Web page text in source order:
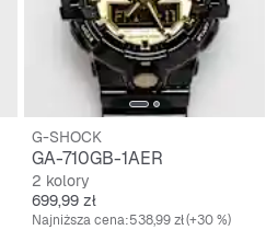
G-SHOCK
GA-710GB-1AER
2 kolory
Cena
699,99 zł
Najniższa cena:538,99 zł(+30 %)